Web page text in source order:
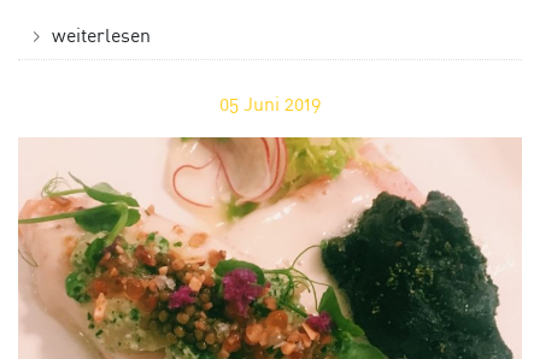
weiterlesen
05 Juni 2019